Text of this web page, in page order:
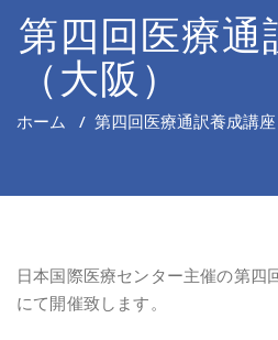
第四回医療通
（大阪）
ホーム / 第四回医療通訳養成講座
日本国際医療センター主催の第四
にて開催致します。